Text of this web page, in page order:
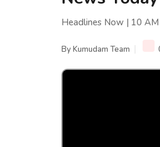
Headlines Now | 10
ByKumudam Team